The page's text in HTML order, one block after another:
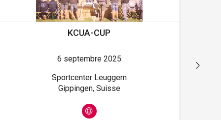
KCUA-CUP
6 septembre 2025
Sportcenter Leuggern
Gippingen, Suisse